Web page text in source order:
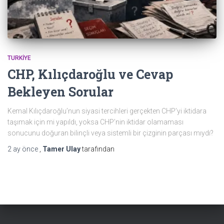
TURKIYE
CHP, Kılıçdaroğlu ve Cevap
Bekleyen Sorular
Kemal Kılıçdaroğlu’nun siyasi tercihleri gerçekten CHP’yi iktidara
taşımak için mi yapıldı, yoksa CHP’nin iktidar olamaması
sonucunu doğuran bilinçli veya sistemli bir çizginin parçası mıydı?
2 ay önce Tamer Ulaytarafından